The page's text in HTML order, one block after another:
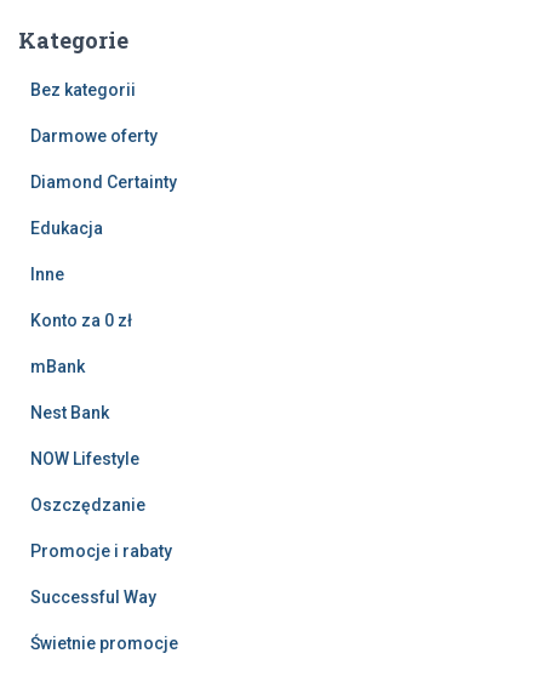
Kategorie
Bez kategorii
Darmowe oferty
Diamond Certainty
Edukacja
Inne
Konto za 0 zł
mBank
Nest Bank
NOW Lifestyle
Oszczędzanie
Promocje i rabaty
Successful Way
Świetnie promocje